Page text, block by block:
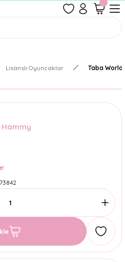
Gün Kargoda!
Lisanslı Oyuncaklar Taba World